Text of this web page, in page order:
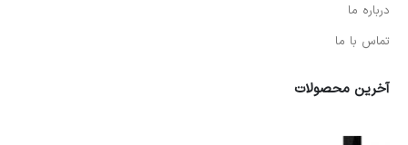
درباره ما
تماس با ما
آخرین محصولات